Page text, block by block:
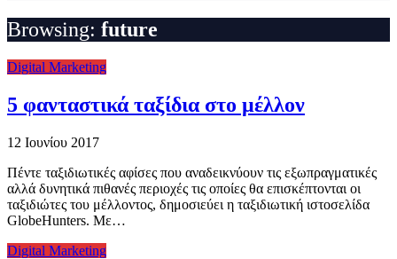
Browsing: future
Digital Marketing
5 φανταστικά ταξίδια στο μέλλον
12 Ιουνίου 2017
Πέντε ταξιδιωτικές αφίσες που αναδεικνύουν τις εξωπραγματικές
αλλά δυνητικά πιθανές περιοχές τις οποίες θα επισκέπτονται οι
ταξιδιώτες του μέλλοντος, δημοσιεύει η ταξιδιωτική ιστοσελίδα
GlobeHunters. Με…
Digital Marketing